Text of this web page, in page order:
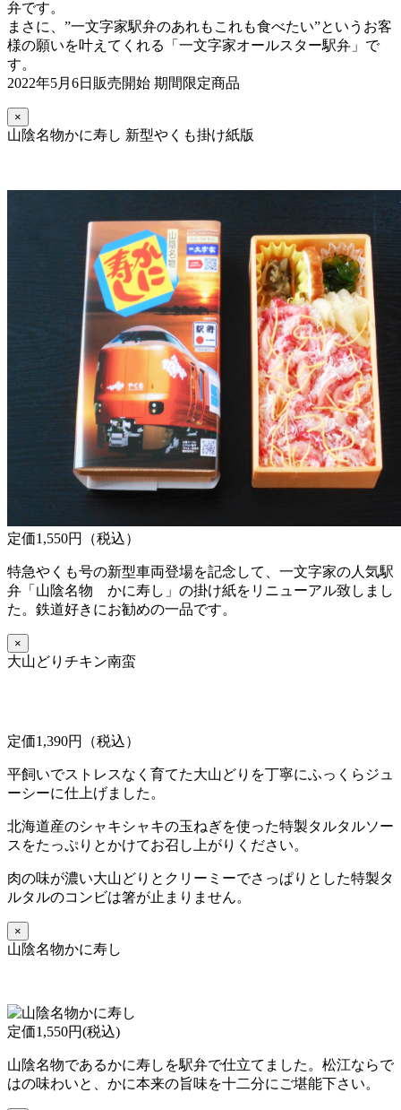
弁です。
まさに、”一文字家駅弁のあれもこれも食べたい”というお客
様の願いを叶えてくれる「一文字家オールスター駅弁」で
す。
2022年5月6日販売開始 期間限定商品
×
山陰名物かに寿し 新型やくも掛け紙版
定価1,550円（税込）
特急やくも号の新型車両登場を記念して、一文字家の人気駅
弁「山陰名物 かに寿し」の掛け紙をリニューアル致しまし
た。鉄道好きにお勧めの一品です。
×
大山どりチキン南蛮
定価1,390円（税込）
平飼いでストレスなく育てた大山どりを丁寧にふっくらジュ
ーシーに仕上げました。
北海道産のシャキシャキの玉ねぎを使った特製タルタルソー
スをたっぷりとかけてお召し上がりください。
肉の味が濃い大山どりとクリーミーでさっぱりとした特製タ
ルタルのコンビは箸が止まりません。
×
山陰名物かに寿し
定価1,550円(税込)
山陰名物であるかに寿しを駅弁で仕立てました。松江ならで
はの味わいと、かに本来の旨味を十二分にご堪能下さい。